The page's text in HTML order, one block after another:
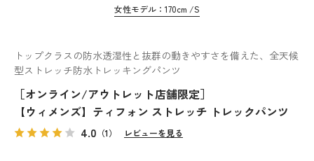
トップクラスの防水透湿性と抜群の動きやすさを備えた、全天候
型ストレッチ防水トレッキングパンツ
［オンライン/アウトレット店舗限定］
【ウィメンズ】ティフォン ストレッチ トレックパンツ
4.0 （1） レビューを見る
女性モデル：170cm /S